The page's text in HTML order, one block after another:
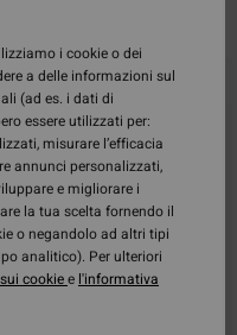
i cookie o dei
a delle informazioni sul
(ad es. i dati di
essere utilizzati per:
misurare l’efficacia
annunci personalizzati,
e migliorare i
la tua scelta fornendo il
o negandolo ad altri tipi
analitico). Per ulteriori
cookiee l'informativa